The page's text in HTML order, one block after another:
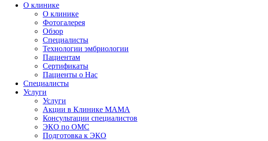
О клинике
О клинике
Фотогалерея
Обзор
Специалисты
Технологии эмбриологии
Пациентам
Сертификаты
Пациенты о Нас
Специалисты
Услуги
Услуги
Акции в Клинике МАМА
Консультации специалистов
ЭКО по ОМС
Подготовка к ЭКО